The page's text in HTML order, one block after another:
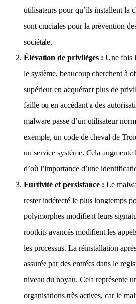
utilisateurs pour qu’ils installent la
sont cruciales pour la prévention
sociétale.
Élévation de privilèges : Une fois
le système, beaucoup cherchent à
supérieur en acquérant plus de
faille ou en accédant à des
malware passe d’un utilisateur
exemple, un code de cheval de
un service système. Cela augmente
d’où l’importance d’une
Furtivité et persistance : Le
rester indétecté le plus longtemps
polymorphes modifient leurs
rootkits avancés modifient les
les processus. La réinstallation
assurée par des entrées dans le
niveau du noyau. Cela représente
organisations très actives, car le